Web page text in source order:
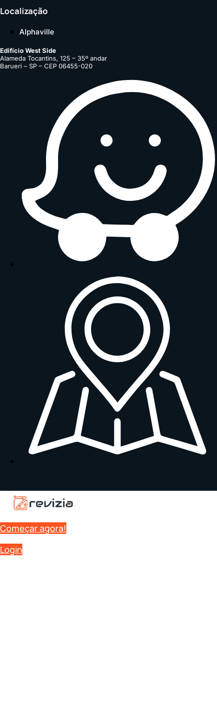
Localização
Alphaville
Edifício West Side
Alameda Tocantins, 125 – 35º andar
Barueri – SP – CEP 06455-020
Começar agora!
Login